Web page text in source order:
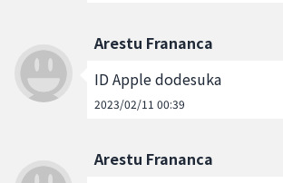
Arestu Frananca
ID Apple dodesuka
2023/02/11 00:39
Arestu Frananca